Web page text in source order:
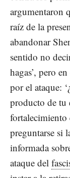
argumentaron
raíz de la
abandonar
sentido no
hagas’, pero
por el ataque:
producto de tu
fortalecimiento
preguntarse si
informada
ataque del